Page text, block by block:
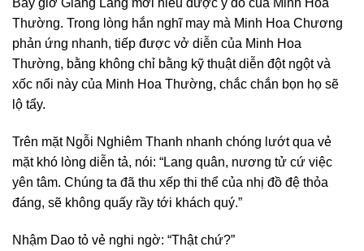
Bấy giờ Giang Lăng mới hiểu được ý đồ của Minh Hoa
Thường. Trong lòng hắn nghĩ may mà Minh Hoa Chương
phản ứng nhanh, tiếp được vở diễn của Minh Hoa
Thường, bằng không chỉ bằng kỹ thuật diễn đột ngột và
xốc nổi này của Minh Hoa Thường, chắc chắn bọn họ sẽ
lộ tẩy.
Trên mặt Ngỗi Nghiêm Thanh nhanh chóng lướt qua vẻ
mặt khó lòng diễn tả, nói: “Lang quân, nương tử cứ việc
yên tâm. Chúng ta đã thu xếp thi thể của nhị đồ đệ thỏa
đáng, sẽ không quấy rầy tới khách quý.”
Nhậm Dao tỏ vẻ nghi ngờ: “Thật chứ?”